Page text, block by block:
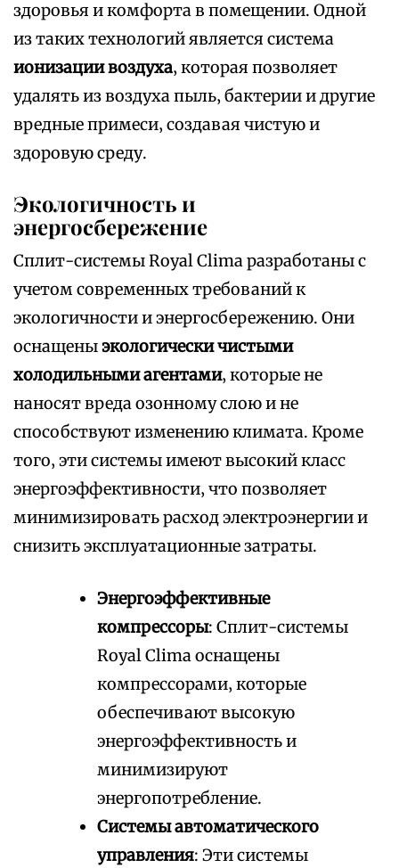
здоровья и комфорта в помещении. Одной
из таких технологий является система
ионизации воздуха‚ которая позволяет
удалять из воздуха пыль‚ бактерии и другие
вредные примеси‚ создавая чистую и
здоровую среду.
Экологичность и
энергосбережение
Сплит-системы Royal Clima разработаны с
учетом современных требований к
экологичности и энергосбережению. Они
оснащеныэкологически чистыми
холодильными агентами‚ которые не
наносят вреда озонному слою и не
способствуют изменению климата. Кроме
того‚ эти системы имеют высокий класс
энергоэффективности‚ что позволяет
минимизировать расход электроэнергии и
снизить эксплуатационные затраты.
Энергоэффективные
компрессоры: Сплит-системы
Royal Clima оснащены
компрессорами‚ которые
обеспечивают высокую
энергоэффективность и
минимизируют
энергопотребление.
Системы автоматического
управления: Эти системы